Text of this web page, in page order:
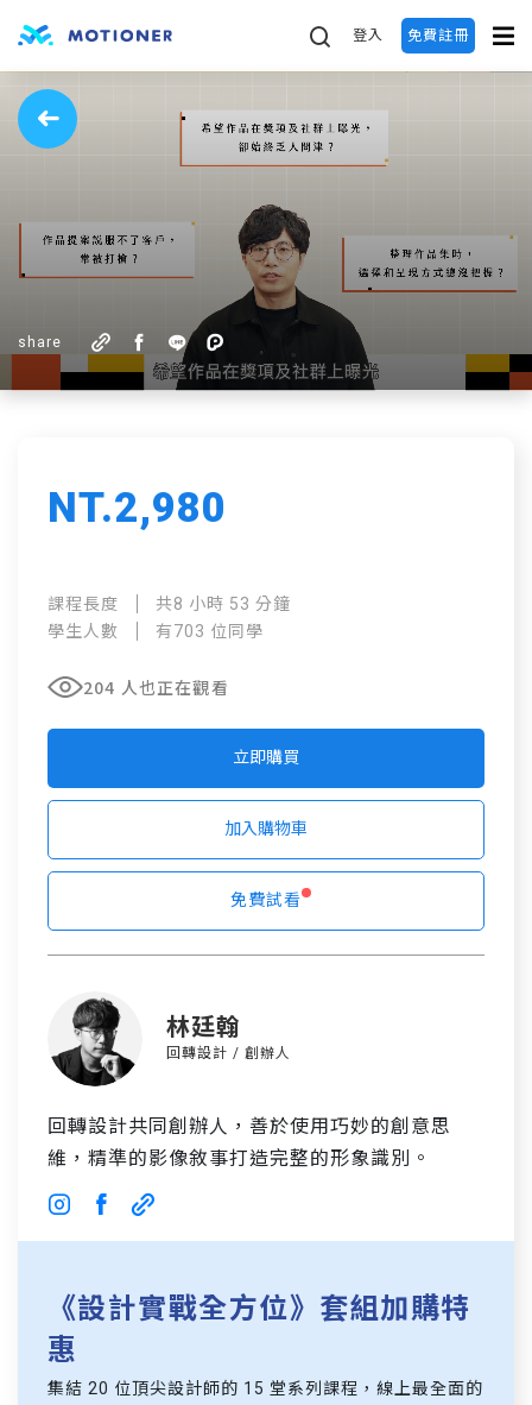
登入 免費註冊
share
NT.2,980
課程長度
共8 小時 53 分鐘
學生人數
有703 位同學
204 人也正在觀看
立即購買
加入購物車
免費試看
林廷翰
回轉設計 / 創辦人
回轉設計共同創辦人，善於使用巧妙的創意思
維，精準的影像敘事打造完整的形象識別。
《設計實戰全方位》套組加購特
惠
集結 20 位頂尖設計師的 15 堂系列課程，線上最全面的